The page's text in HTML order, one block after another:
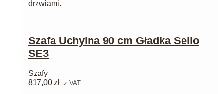
Szafa Uchylna 90 cm Gładka Selio
SE3
Szafy
817,00 zł z VAT